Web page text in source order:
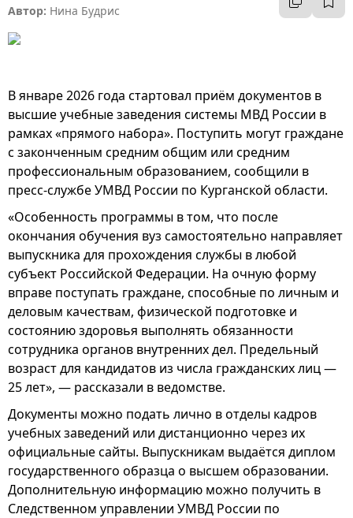
Автор: Нина Будрис
В январе 2026 года стартовал приём документов в
высшие учебные заведения системы МВД России в
рамках «прямого набора». Поступить могут граждане
с законченным средним общим или средним
профессиональным образованием, сообщили в
пресс-службе УМВД России по Курганской области.
«Особенность программы в том, что после
окончания обучения вуз самостоятельно направляет
выпускника для прохождения службы в любой
субъект Российской Федерации. На очную форму
вправе поступать граждане, способные по личным и
деловым качествам, физической подготовке и
состоянию здоровья выполнять обязанности
сотрудника органов внутренних дел. Предельный
возраст для кандидатов из числа гражданских лиц —
25 лет», — рассказали в ведомстве.
Документы можно подать лично в отделы кадров
учебных заведений или дистанционно через их
официальные сайты. Выпускникам выдаётся диплом
государственного образца о высшем образовании.
Дополнительную информацию можно получить в
Следственном управлении УМВД России по